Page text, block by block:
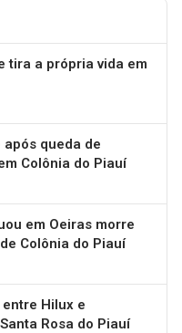
tira a própria vida em
queda de
Colônia do Piauí
em Oeiras morre
Colônia do Piauí
Hilux e
Rosa do Piauí